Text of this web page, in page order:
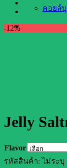
คอยล์
-12%
Jelly
Flavor
รหัสสินค้า:ไม่ระบุ